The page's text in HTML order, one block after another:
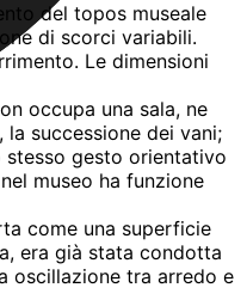
del topos museale
di scorci variabili.
Le dimensioni
occupa una sala, ne
successione dei vani;
stesso gesto orientativo
museo ha funzione
come una superficie
era già stata condotta
oscillazione tra arredo e